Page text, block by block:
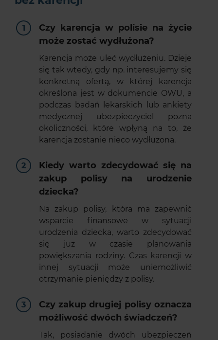
Czy karencja w polisie na życie
może zostać wydłużona?
Karencja może uleć wydłużeniu. Dzieje
się tak wtedy, gdy np. interesujemy się
konkretną ofertą, w której karencja
określona jest w dokumencie OWU, a
podczas badań lekarskich lub ankiety
medycznej ubezpieczyciel pozna
okoliczności, które wpłyną na to, że
karencja zostanie nieco wydłużona.
Kiedy warto zdecydować się na
zakup polisy na urodzenie
dziecka?
Na zakup polisy, która ma zapewnić
wsparcie finansowe w sytuacji
urodzenia dziecka, warto zdecydować
się już w czasie planowania
powiększania rodziny. Czas karencji w
innej sytuacji może uniemożliwić
otrzymanie pieniędzy z polisy.
Czy zakup drugiej polisy oznacza
możliwość dwóch świadczeń?
Tak, posiadanie dwóch ubezpieczeń